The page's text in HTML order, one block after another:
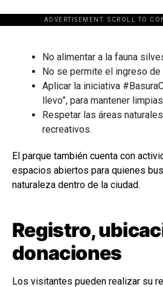
ADVERTISEMENT. SCROLL TO
[adsforwp
No alimentar a la fauna
No se permite el ingreso de
Aplicar la iniciativa
llevo”, para mantener
Respetar las áreas
recreativos.
El parque también cuenta con
espacios abiertos para quienes
naturaleza dentro de la ciudad.
Registro,
donaciones
Los visitantes pueden realizar su